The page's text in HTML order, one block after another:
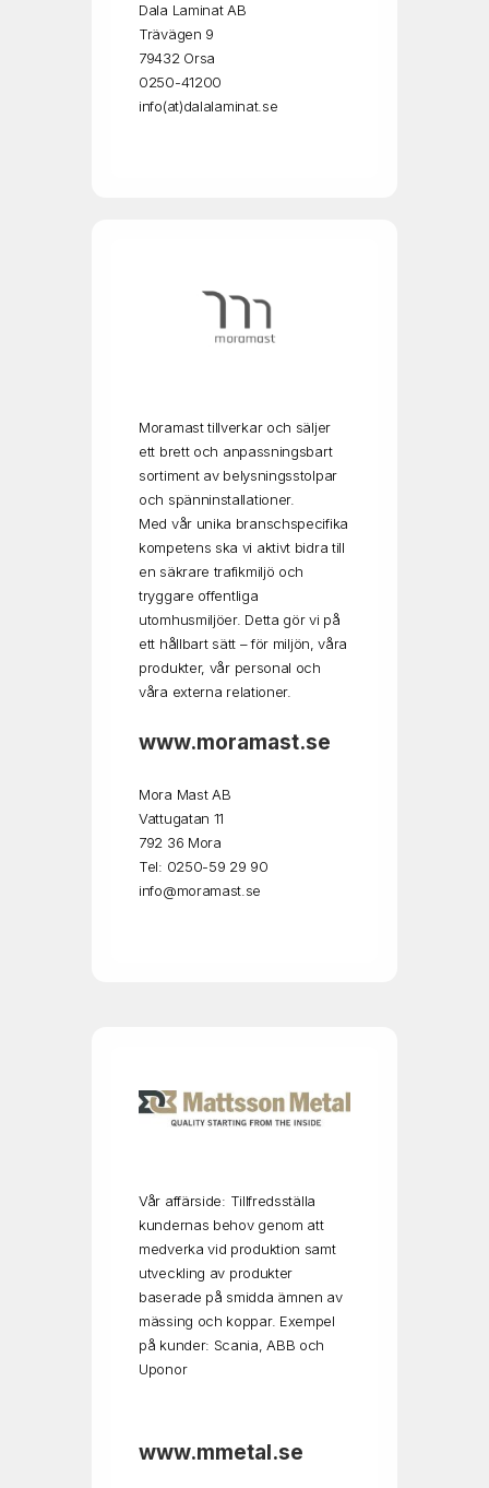
Dala Laminat AB
Trävägen 9
79432 Orsa
0250-41200
info(at)dalalaminat.se
Moramast tillverkar och säljer
ett brett och anpassningsbart
sortiment av belysningsstolpar
och spänninstallationer.
Med vår unika branschspecifika
kompetens ska vi aktivt bidra till
en säkrare trafikmiljö och
tryggare offentliga
utomhusmiljöer. Detta gör vi på
ett hållbart sätt – för miljön, våra
produkter, vår personal och
våra externa relationer.
www.moramast.se
Mora Mast AB
Vattugatan 11
792 36 Mora
Tel: 0250-59 29 90
info@moramast.se
Vår affärside: Tillfredsställa
kundernas behov genom att
medverka vid produktion samt
utveckling av produkter
baserade på smidda ämnen av
mässing och koppar. Exempel
på kunder: Scania, ABB och
Uponor
www.mmetal.se